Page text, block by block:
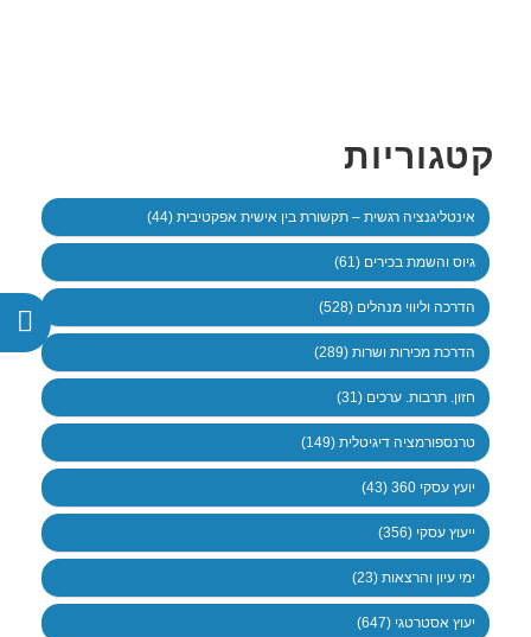
קטגוריות
אינטליגנציה רגשית – תקשורת בין אישית אפקטיבית (44)
גיוס והשמת בכירים (61)
הדרכה וליווי מנהלים (528)
הדרכת מכירות ושרות (289)
חזון. תרבות. ערכים (31)
טרנספורמציה דיגיטלית (149)
יועץ עסקי 360 (43)
ייעוץ עסקי (356)
ימי עיון והרצאות (23)
יעוץ אסטרטגי (647)